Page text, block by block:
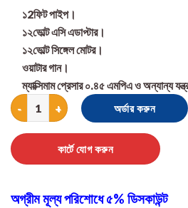
১2ফিট পাইপ।
১২ভোল্ট এসি এডাপ্টার।
১২ভোল্ট সিঙ্গেল মোটর।
ওয়াটার গান।
ম্যাক্সিমাম প্রেসার ০.৪৫ এমপিএ ও অন্যান্য
High Pressure Water Pump For
অর্ডার করুন
কার্টে যোগ করুন
অগ্রীম মূল্য পরিশোধে ৫% ডিসকাউন্ট